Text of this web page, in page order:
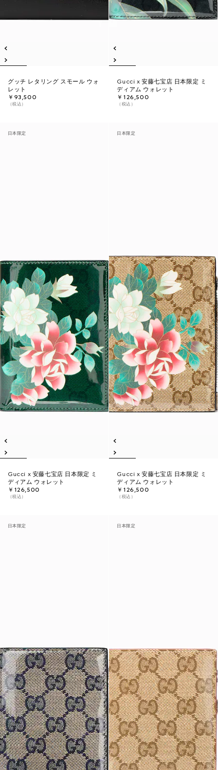
グッチ レタリング スモール ウォ
レット
￥93,500
（税込）
Gucci x 安藤七宝店 日本限定 ミ
ディアム ウォレット
￥126,500
（税込）
日本限定
Gucci x 安藤七宝店 日本限定 ミ
ディアム ウォレット
￥126,500
（税込）
日本限定
Gucci x 安藤七宝店 日本限定 ミ
ディアム ウォレット
￥126,500
（税込）
日本限定 日本限定